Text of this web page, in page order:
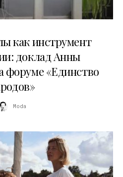
как инструмент
доклад Анны
форуме «Единство
Moda